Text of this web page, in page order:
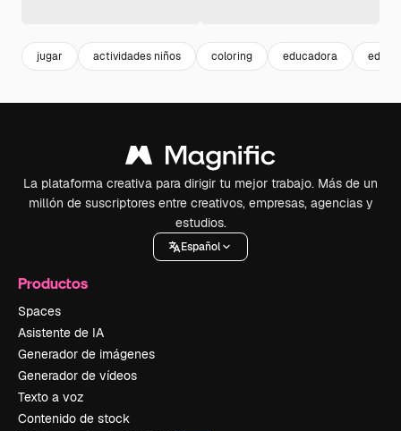
jugar actividades niños coloring educadora
La plataforma creativa para dirigir tu mejor trabajo. Más de un
millón de suscriptores entre creativos, empresas, agencias y
estudios.
Español
Productos
Spaces
Asistente de IA
Generador de imágenes
Generador de vídeos
Texto a voz
Contenido de stock